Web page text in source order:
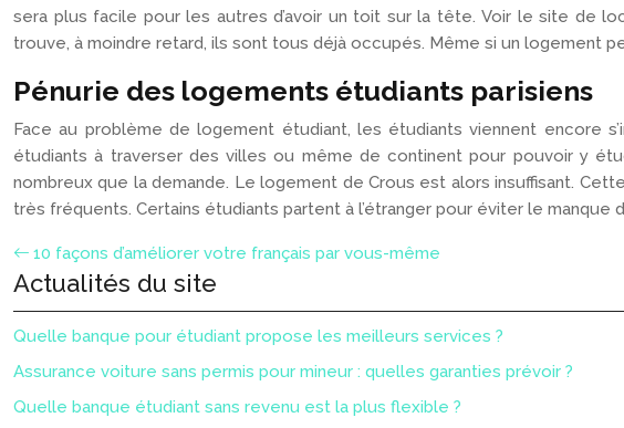
sera plus facile pour les autres d’avoir un toit sur la tête. Voir le site de
trouve, à moindre retard, ils sont tous déjà occupés. Même si un logement
Pénurie des logements étudiants parisiens
Face au problème de logement étudiant, les étudiants viennent encore
étudiants à traverser des villes ou même de continent pour pouvoir y
nombreux que la demande. Le logement de Crous est alors insuffisant.
très fréquents. Certains étudiants partent à l’étranger pour éviter le
10 façons d’améliorer votre français par vous-même
Actualités du site
Quelle banque pour étudiant propose les meilleurs services ?
Assurance voiture sans permis pour mineur : quelles garanties prévoir ?
Quelle banque étudiant sans revenu est la plus flexible ?